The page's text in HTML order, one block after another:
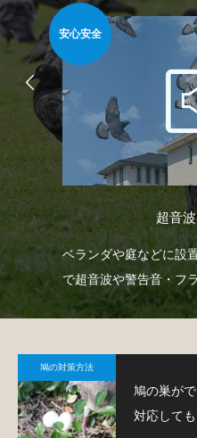
安心安全
超音
ベランダや庭などに設
で超音波や警告音・フ
鳩の侵入を防ぐという
鳩の対策方法
鳩の巣が
対応して